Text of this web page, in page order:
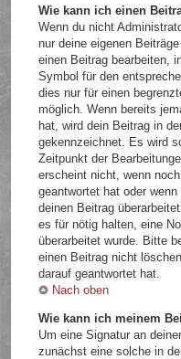
Wie kann ich einen
Wenn du nicht
nur deine eigenen
einen Beitrag bearbeiten,
Symbol für den
dies nur für einen
möglich. Wenn bereits
hat, wird dein Beitrag in
gekennzeichnet. Es wird
Zeitpunkt der
erscheint nicht, wenn
geantwortet hat oder
deinen Beitrag
es für nötig halten, eine
überarbeitet wurde. Bitte
einen Beitrag nicht
darauf geantwortet hat.
Nach oben
Wie kann ich meinem
Um eine Signatur an
zunächst eine solche in